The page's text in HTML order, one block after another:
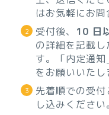
はお気軽にお問
受付後、 10 日
の詳細を記載
す。「内定通
をお願いいたし
先着順での受
し込みください。